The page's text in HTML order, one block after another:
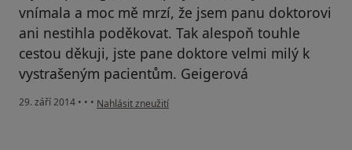
vnímala a moc mě mrzí, že jsem panu doktorovi
ani nestihla poděkovat. Tak alespoň touhle
cestou děkuji, jste pane doktore velmi milý k
vystrašeným pacientům. Geigerová
29. září 2014 • • • podle názoru uživatele Váš účet byl odstraněn
Nahlásit zneužití